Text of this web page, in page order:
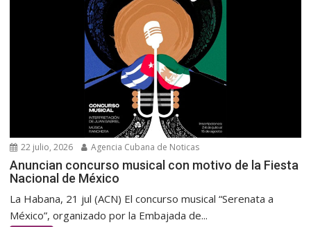
22 julio, 2026 Agencia Cubana de Noticas
Anuncian concurso musical con motivo de la Fiesta
Nacional de México
La Habana, 21 jul (ACN) El concurso musical “Serenata a
México”, organizado por la Embajada de...